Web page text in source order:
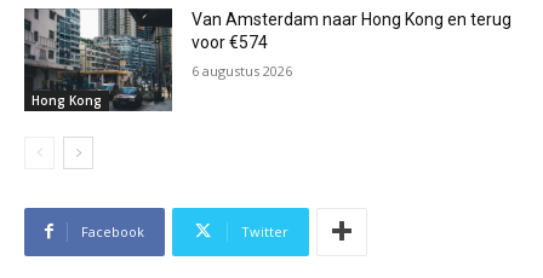
Hong Kong
Van Amsterdam naar Hong Kong en terug
voor €574
6 augustus 2026
Facebook Twitter